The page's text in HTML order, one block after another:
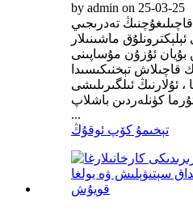
by admin on 25-03-25
تەدرىجىي
ماشىنىلار
بۇيان ئۇزۇن مۇساپىنى
قاچىلاش تېخنىكىسىدا
ئۇلارنىڭ ئىلگىرىلىشى
كۈنلەردىن باشلاپ
...
تېخىمۇ كۆپ ئوقۇڭ